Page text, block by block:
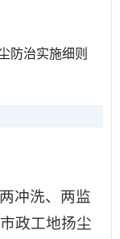
防治实施细则
冲洗、两监
政工地扬尘